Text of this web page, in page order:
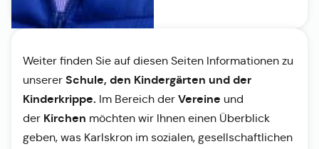
Weiter finden Sie auf diesen Seiten Informationen zu
unserer Schule, den Kindergärten und der
Kinderkrippe. Im Bereich der Vereine und
der Kirchen möchten wir Ihnen einen Überblick
geben, was Karlskron im sozialen, gesellschaftlichen